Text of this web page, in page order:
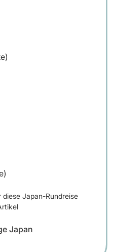
Japan-Rundreise
Japan